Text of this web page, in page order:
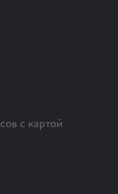
с картой